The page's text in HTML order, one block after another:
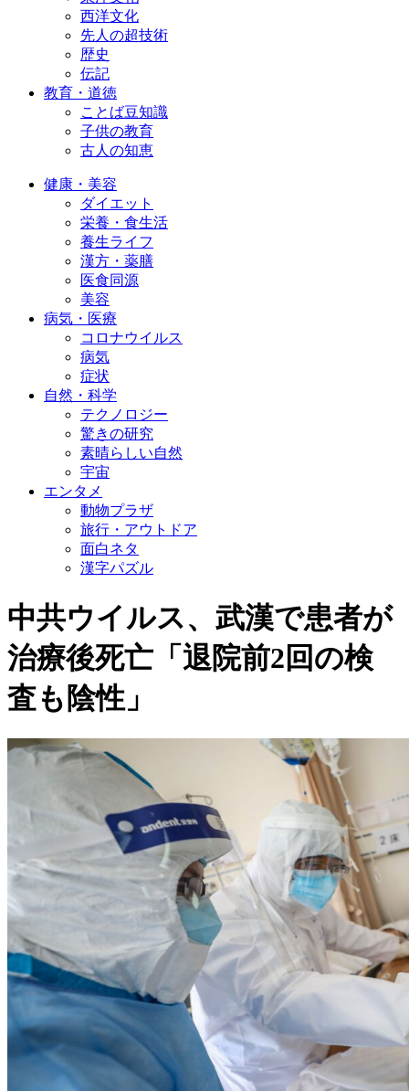
西洋文化
先人の超技術
歴史
伝記
教育・道徳
ことば豆知識
子供の教育
古人の知恵
健康・美容
ダイエット
栄養・食生活
養生ライフ
漢方・薬膳
医食同源
美容
病気・医療
コロナウイルス
病気
症状
自然・科学
テクノロジー
驚きの研究
素晴らしい自然
宇宙
エンタメ
動物プラザ
旅行・アウトドア
面白ネタ
漢字パズル
中共ウイルス、武漢で患者が
治療後死亡「退院前2回の検
査も陰性」